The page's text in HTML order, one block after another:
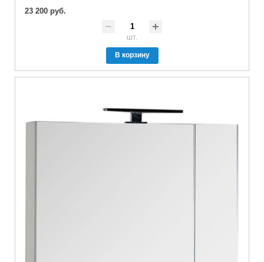
23 200 руб.
шт.
В корзину